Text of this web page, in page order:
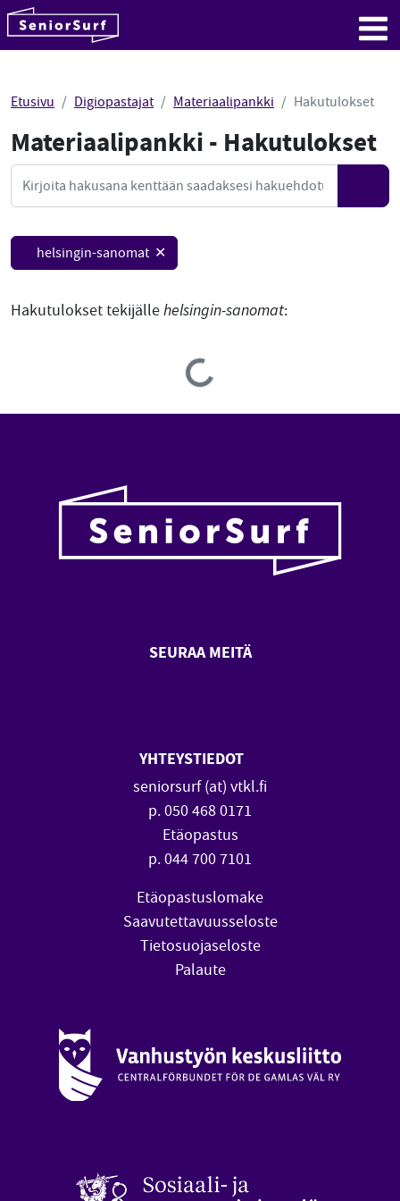
Hyppää sisältöön
Etusivu Digiopastajat Materiaalipankki Hakutulokset
Materiaalipankki - Hakutulokset
Haku
Hae
helsingin-sanomat ✕
Hakutulokset tekijällehelsingin-sanomat:
Loading...
SEURAA MEITÄ
YHTEYSTIEDOT
seniorsurf (at) vtkl.fi
p. 050 468 0171
Etäopastus
p. 044 700 7101
Etäopastuslomake
Saavutettavuusseloste
Tietosuojaseloste
Palaute